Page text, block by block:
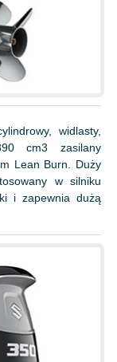
widlasty,
cm3 zasilany
Lean Burn. Duży
w silniku
i zapewnia dużą